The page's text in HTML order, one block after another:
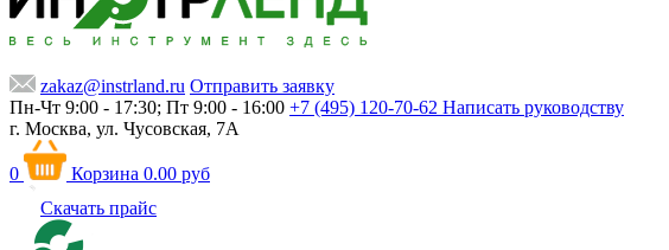
zakaz@instrland.ru Отправить заявку
Пн-Чт 9:00 - 17:30; Пт 9:00 - 16:00 +7 (495) 120-70-62 Написать руководству
г. Москва, ул. Чусовская, 7А
0 Корзина 0.00 руб
Скачать прайс